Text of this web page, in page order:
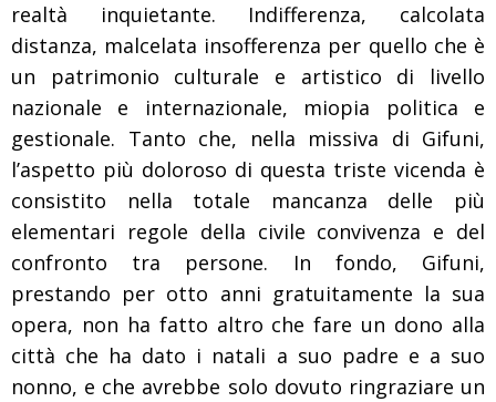
realtà inquietante. Indifferenza, calcolata
distanza, malcelata insofferenza per quello che è
un patrimonio culturale e artistico di livello
nazionale e internazionale, miopia politica e
gestionale. Tanto che, nella missiva di Gifuni,
l’aspetto più doloroso di questa triste vicenda è
consistito nella totale mancanza delle più
elementari regole della civile convivenza e del
confronto tra persone. In fondo, Gifuni,
prestando per otto anni gratuitamente la sua
opera, non ha fatto altro che fare un dono alla
città che ha dato i natali a suo padre e a suo
nonno, e che avrebbe solo dovuto ringraziare un